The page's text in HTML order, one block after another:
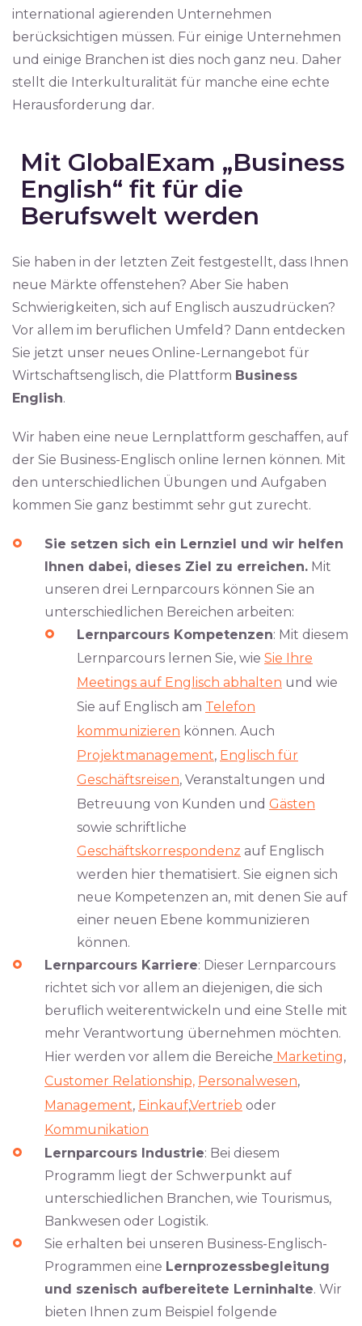
international agierenden Unternehmen
berücksichtigen müssen. Für einige Unternehmen
und einige Branchen ist dies noch ganz neu. Daher
stellt die Interkulturalität für manche eine echte
Herausforderung dar.
Mit GlobalExam „Business
English“ fit für die
Berufswelt werden
Sie haben in der letzten Zeit festgestellt, dass Ihnen
neue Märkte offenstehen? Aber Sie haben
Schwierigkeiten, sich auf Englisch auszudrücken?
Vor allem im beruflichen Umfeld? Dann entdecken
Sie jetzt unser neues Online-Lernangebot für
Wirtschaftsenglisch, die Plattform Business
English.
Wir haben eine neue Lernplattform geschaffen, auf
der Sie Business-Englisch online lernen können. Mit
den unterschiedlichen Übungen und Aufgaben
kommen Sie ganz bestimmt sehr gut zurecht.
Sie setzen sich ein Lernziel und wir helfen
Ihnen dabei, dieses Ziel zu erreichen. Mit
unseren drei Lernparcours können Sie an
unterschiedlichen Bereichen arbeiten:
Lernparcours Kompetenzen: Mit diesem
Lernparcours lernen Sie, wie Sie Ihre
Meetings auf Englisch abhalten und wie
Sie auf Englisch am Telefon
kommunizieren können. Auch
Projektmanagement, Englisch für
Geschäftsreisen, Veranstaltungen und
Betreuung von Kunden und Gästen
sowie schriftliche
Geschäftskorrespondenz auf Englisch
werden hier thematisiert. Sie eignen sich
neue Kompetenzen an, mit denen Sie auf
einer neuen Ebene kommunizieren
können.
Lernparcours Karriere: Dieser Lernparcours
richtet sich vor allem an diejenigen, die sich
beruflich weiterentwickeln und eine Stelle mit
mehr Verantwortung übernehmen möchten.
Hier werden vor allem die Bereiche Marketing,
Customer Relationship, Personalwesen,
Management, Einkauf,Vertrieb oder
Kommunikation
Lernparcours Industrie: Bei diesem
Programm liegt der Schwerpunkt auf
unterschiedlichen Branchen, wie Tourismus,
Bankwesen oder Logistik.
Sie erhalten bei unseren Business-Englisch-
Programmen eine Lernprozessbegleitung
und szenisch aufbereitete Lerninhalte. Wir
bieten Ihnen zum Beispiel folgende